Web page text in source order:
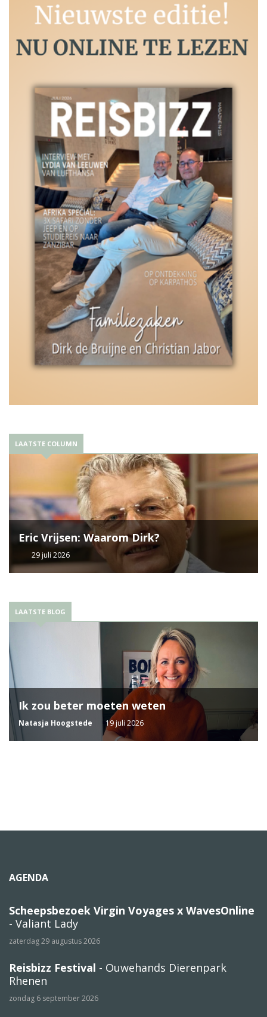
LAATSTE COLUMN
Eric Vrijsen: Waarom Dirk?
29 juli 2026
LAATSTE BLOG
Ik zou beter moeten weten
Natasja Hoogstede 19 juli 2026
AGENDA
Scheepsbezoek Virgin Voyages x WavesOnline
- Valiant Lady
zaterdag 29 augustus 2026
Reisbizz Festival - Ouwehands Dierenpark
Rhenen
zondag 6 september 2026